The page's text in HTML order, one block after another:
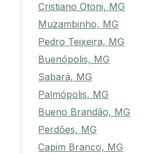
Cristiano Otoni, MG
Muzambinho, MG
Pedro Teixeira, MG
Buenópolis, MG
Sabará, MG
Palmópolis, MG
Bueno Brandão, MG
Perdões, MG
Capim Branco, MG